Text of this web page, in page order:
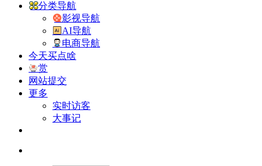
分类导航
影视导航
AI导航
电商导航
今天买点啥
赏
网站提交
更多
实时访客
大事记